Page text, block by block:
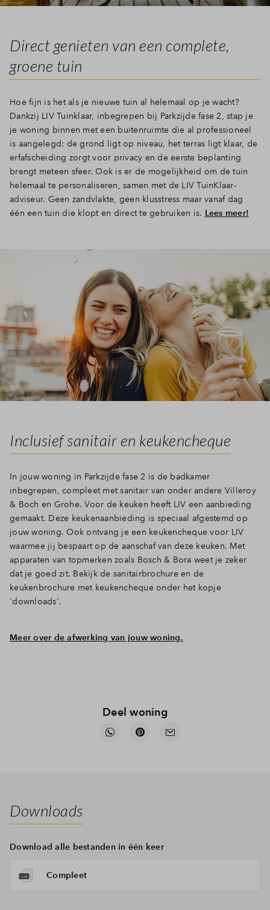
Direct genieten van een complete,
groene tuin
Hoe fijn is het als je nieuwe tuin al helemaal op je wacht?
Dankzij LIV Tuinklaar, inbegrepen bij Parkzijde fase 2, stap je
je woning binnen met een buitenruimte die al professioneel
is aangelegd: de grond ligt op niveau, het terras ligt klaar, de
erfafscheiding zorgt voor privacy en de eerste beplanting
brengt meteen sfeer. Ook is er de mogelijkheid om de tuin
helemaal te personaliseren, samen met de LIV TuinKlaar-
adviseur. Geen zandvlakte, geen klusstress maar vanaf dag
één een tuin die klopt en direct te gebruiken is. Lees meer!
Inclusief sanitair en keukencheque
In jouw woning in Parkzijde fase 2 is de badkamer
inbegrepen, compleet met sanitair van onder andere Villeroy
& Boch en Grohe. Voor de keuken heeft LIV een aanbieding
gemaakt. Deze keukenaanbieding is speciaal afgestemd op
jouw woning. Ook ontvang je een keukencheque voor LIV
waarmee jij bespaart op de aanschaf van deze keuken. Met
apparaten van topmerken zoals Bosch & Bora weet je zeker
dat je goed zit. Bekijk de sanitairbrochure en de
keukenbrochure met keukencheque onder het kopje
'downloads'.
Meer over de afwerking van jouw woning.
Deel woning
Downloads
Download alle bestanden in één keer
Compleet